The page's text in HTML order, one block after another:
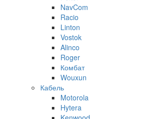
NavCom
Racio
Linton
Vostok
Alinco
Roger
Комбат
Wouxun
Кабель
Motorola
Hytera